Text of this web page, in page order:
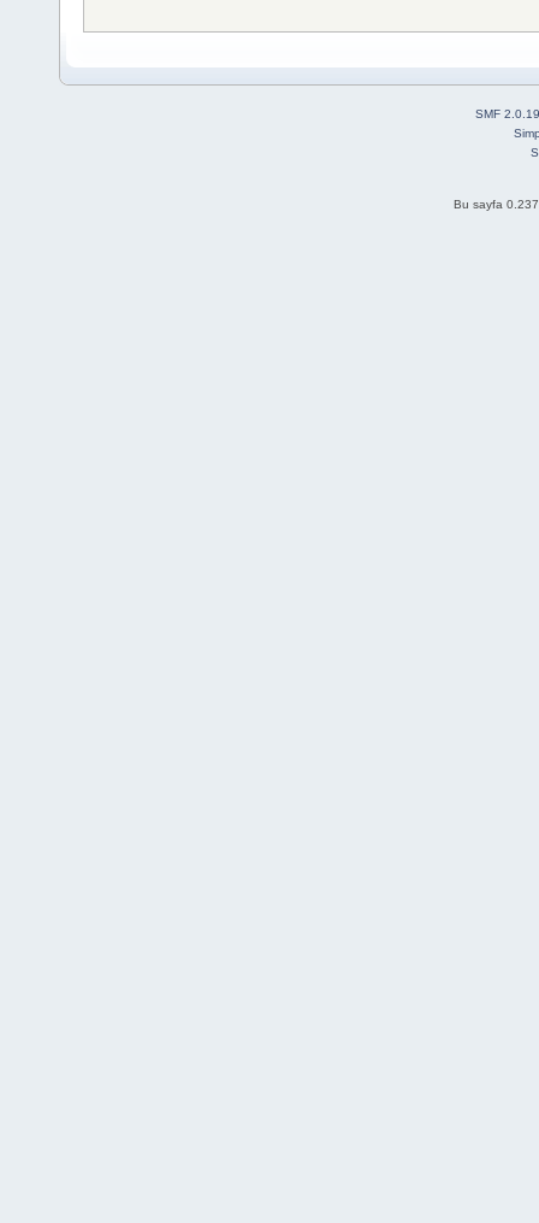
SMF 2.0.19
Bu sayfa